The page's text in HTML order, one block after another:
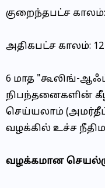
குறைந்தபட்ச
அதிகபட்ச காலம்:
6 மாத "கூலிங்-
நிபந்தனைகளின்
செய்யலாம் (அமர்தீப்
வழக்கில் உச்ச
வழக்கமான